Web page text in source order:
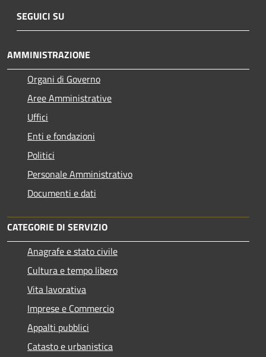
SEGUICI SU
AMMINISTRAZIONE
Organi di Governo
Aree Amministrative
Uffici
Enti e fondazioni
Politici
Personale Amministrativo
Documenti e dati
CATEGORIE DI SERVIZIO
Anagrafe e stato civile
Cultura e tempo libero
Vita lavorativa
Imprese e Commercio
Appalti pubblici
Catasto e urbanistica